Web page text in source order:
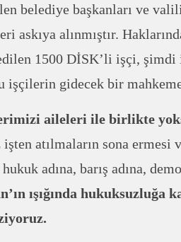
belediye başkanları ve
askıya alınmıştır.
1500 DİSK’li işçi,
işçilerin gidecek bir
aileleri ile birlikte
atılmaların sona
adına, barış adına,
ışığında hukuksuzluğa